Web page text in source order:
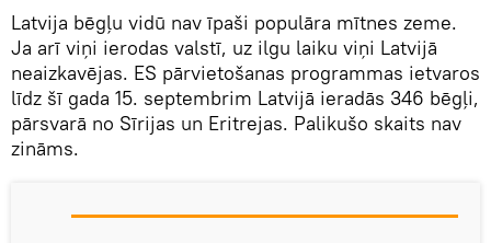
Latvija bēgļu vidū nav īpaši populāra mītnes zeme.
Ja arī viņi ierodas valstī, uz ilgu laiku viņi Latvijā
neaizkavējas. ES pārvietošanas programmas ietvaros
līdz šī gada 15. septembrim Latvijā ieradās 346 bēgļi,
pārsvarā no Sīrijas un Eritrejas. Palikušo skaits nav
zināms.